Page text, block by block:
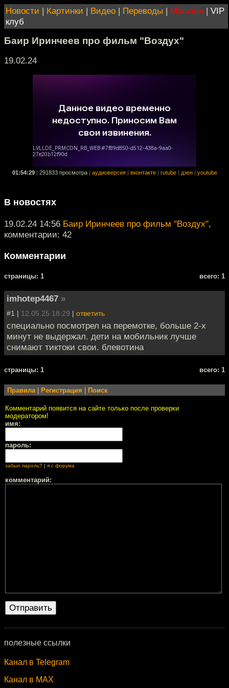
Новости | Картинки | Видео | Переводы | Магазин | VIP
клуб
Баир Иринчеев про фильм "Воздух"
19.02.24
01:54:29 291833 просмотра аудиоверсия вконтакте rutube дзен youtube
В новостях
19.02.24 14:56 Баир Иринчеев про фильм "Воздух",
комментарии: 42
Комментарии
cтраницы: 1 всего: 1
imhotep4467 »
#1 | 12.05.25 18:29 | ответить
специально посмотрел на перемотке, больше 2-х
минут не выдержал. дети на мобильник лучше
снимают тиктоки свои. блевотина
cтраницы: 1 всего: 1
Правила| Регистрация Поиск
Комментарий появится на сайте только после проверки
модератором!
имя:
пароль:
забыл пароль? я с форума
комментарий:
полезные ссылки
Канал в Telegram
Канал в MAX